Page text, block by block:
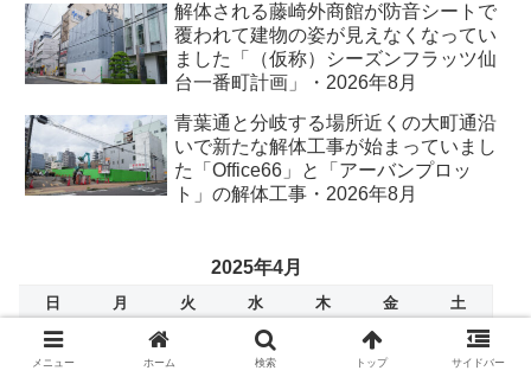
解体される藤崎外商館が防音シートで
覆われて建物の姿が見えなくなってい
ました「（仮称）シーズンフラッツ仙
台一番町計画」・2026年8月
青葉通と分岐する場所近くの大町通沿
いで新たな解体工事が始まっていまし
た「Office66」と「アーバンプロッ
ト」の解体工事・2026年8月
2025年4月
日 月 火 水 木 金
土
2
6
9 11 12
メニュー ホーム 検索 トップ サイドバー